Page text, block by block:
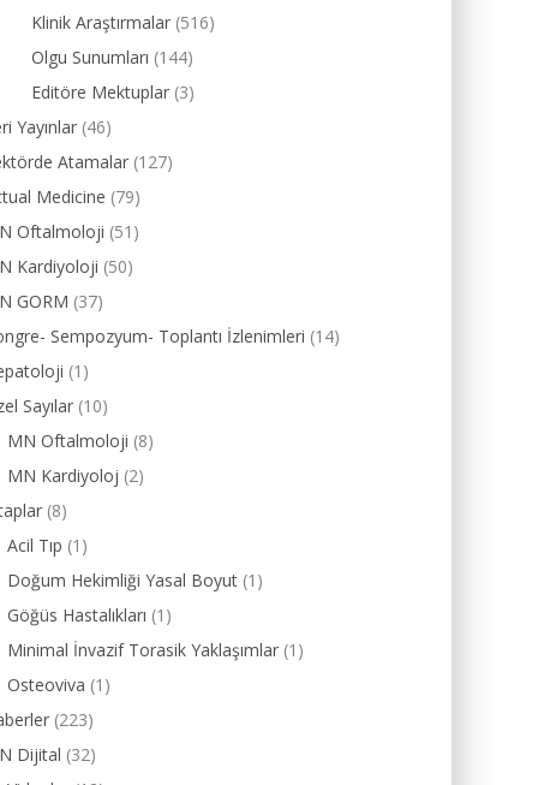
Klinik Araştırmalar (516)
Olgu Sunumları (144)
Editöre Mektuplar (3)
Yayınlar (46)
Atamalar (127)
Medicine (79)
Oftalmoloji (51)
Kardiyoloji (50)
GORM (37)
Sempozyum- Toplantı İzlenimleri (14)
(1)
Sayılar (10)
MN Oftalmoloji (8)
MN Kardiyoloj (2)
(8)
Acil Tıp (1)
Doğum Hekimliği Yasal Boyut (1)
Göğüs Hastalıkları (1)
Minimal İnvazif Torasik Yaklaşımlar (1)
Osteoviva (1)
(223)
Dijital (32)